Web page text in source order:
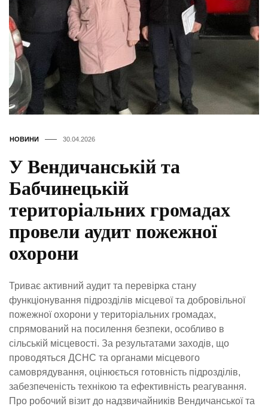
НОВИНИ 30.04.2026
У Вендичанській та
Бабчинецькій
територіальних громадах
провели аудит пожежної
охорони
Триває активний аудит та перевірка стану
функціонування підрозділів місцевої та добровільної
пожежної охорони у територіальних громадах,
спрямований на посилення безпеки, особливо в
сільській місцевості. За результатами заходів, що
проводяться ДСНС та органами місцевого
самоврядування, оцінюється готовність підрозділів,
забезпеченість технікою та ефективність реагування.
Про робочий візит до надзвичайників Вендичанської та